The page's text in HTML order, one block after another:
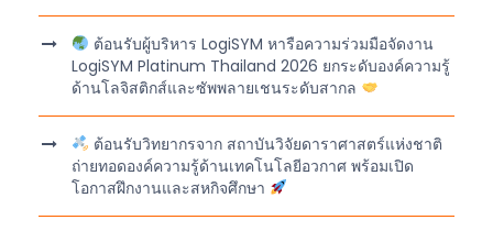
ต้อนรับผู้บริหาร LogiSYM หารือความร่วมมือจัดงาน
LogiSYM Platinum Thailand 2026 ยกระดับองค์ความรู้
ด้านโลจิสติกส์และซัพพลายเชนระดับสากล
ต้อนรับวิทยากรจาก สถาบันวิจัยดาราศาสตร์แห่งชาติ
ถ่ายทอดองค์ความรู้ด้านเทคโนโลยีอวกาศ พร้อมเปิด
โอกาสฝึกงานและสหกิจศึกษา